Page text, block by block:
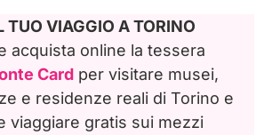
TUO VIAGGIO A TORINO
acquista online la tessera
Card per visitare musei,
e residenze reali di Torino e
viaggiare gratis sui mezzi